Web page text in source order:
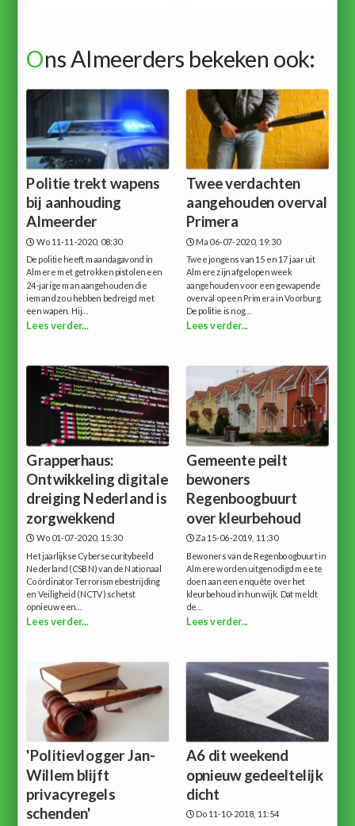
Ons Almeerders bekeken ook:
Politie trekt wapens
bij aanhouding
Almeerder
Wo 11-11-2020, 08:30
De politie heeft maandagavond in
Almere met getrokken pistolen een
24-jarige man aangehouden die
iemand zou hebben bedreigd met
een wapen. Hij...
Lees verder...
Twee verdachten
aangehouden overval
Primera
Ma 06-07-2020, 19:30
Twee jongens van 15 en 17 jaar uit
Almere zijn afgelopen week
aangehouden voor een gewapende
overval op een Primera in Voorburg.
De politie is nog...
Lees verder...
Grapperhaus:
Ontwikkeling digitale
dreiging Nederland is
zorgwekkend
Wo 01-07-2020, 15:30
Het jaarlijkse Cybersecuritybeeld
Nederland (CSBN) van de Nationaal
Coördinator Terrorismebestrijding
en Veiligheid (NCTV) schetst
opnieuw een...
Lees verder...
Gemeente peilt
bewoners
Regenboogbuurt
over kleurbehoud
Za 15-06-2019, 11:30
Bewoners van de Regenboogbuurt in
Almere worden uitgenodigd mee te
doen aan een enquête over het
kleurbehoud in hun wijk. Dat meldt
de...
Lees verder...
'Politievlogger Jan-
Willem blijft
privacyregels
schenden'
A6 dit weekend
opnieuw gedeeltelijk
dicht
Do 11-10-2018, 11:54